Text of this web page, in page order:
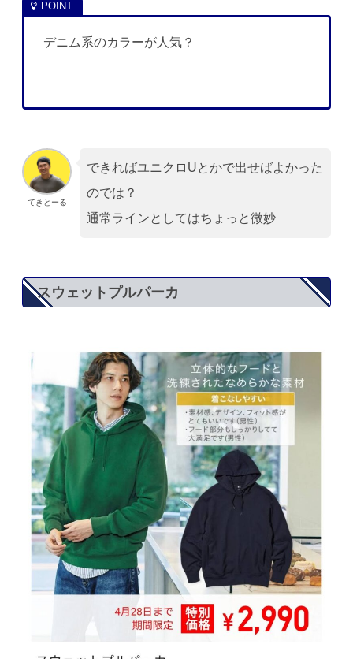
デニム系のカラーが人気？
てきとーる
できればユニクロUとかで出せばよかった
のでは？
通常ラインとしてはちょっと微妙
スウェットプルパーカ